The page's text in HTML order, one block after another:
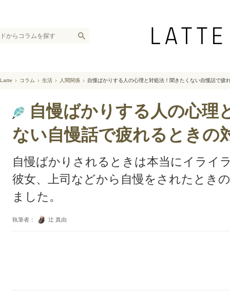
Latte コラム 生活 人間関係 自慢ばかりする人の心理と対処法！聞きたくない自慢話で疲
自慢ばかりする人の心理
ない自慢話で疲れるときの
自慢ばかりされるときは本当にイライ
彼女、上司などから自慢をされたとき
ました。
執筆者： 辻 真由